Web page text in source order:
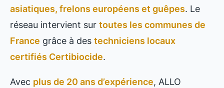
asiatiques, frelons européens et guêpes. Le
réseau intervient sur toutes les communes de
France grâce à des techniciens locaux
certifiés Certibiocide.
Avec plus de 20 ans d’expérience, ALLO